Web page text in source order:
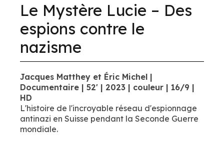
Le Mystère Lucie – Des
espions contre le
nazisme
Jacques Matthey et Éric Michel |
Documentaire | 52' | 2023 | couleur | 16/9 |
HD
L'histoire de l'incroyable réseau d'espionnage
antinazi en Suisse pendant la Seconde Guerre
mondiale.